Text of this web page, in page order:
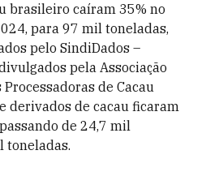
brasileiro caíram 35% no
para 97 mil toneladas,
pelo SindiDados –
pela Associação
de Cacau
derivados de cacau ficaram
de 24,7 mil
toneladas.